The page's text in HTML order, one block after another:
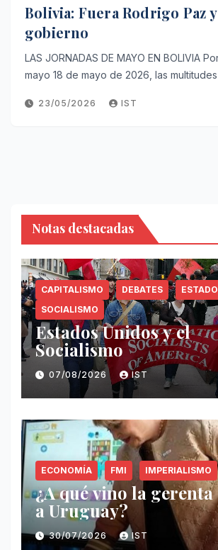
Bolivia: Fuera Rodrigo Paz
gobierno
LAS JORNADAS DE MAYO EN BOLIVIA
mayo 18 de mayo de 2026, las
23/05/2026 IST
Notas destacadas
CAPITALISMO DEBATES
SOCIALISMO
Estados Unidos y el
Socialismo
07/08/2026 IST
ECONOMÍA FMI IMPERIALISMO
¿A qué vino la
a Uruguay?
30/07/2026 IST